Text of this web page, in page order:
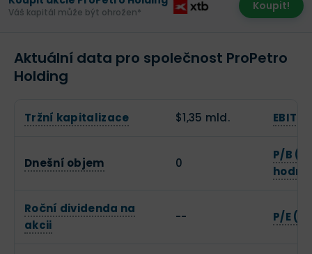
Váš kapitál může být ohrožen* Koupit!
Aktuální data pro společnost ProPetro
Holding
Tržní kapitalizace $1,35 mld. EBITDA
Dnešní objem 0
P/B
Roční dividenda na
akcii
-- P/E